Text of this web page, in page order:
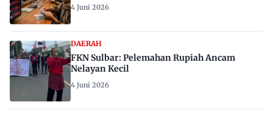
4 Juni 2026
DAERAH
FKN Sulbar: Pelemahan Rupiah Ancam
Nelayan Kecil
4 Juni 2026